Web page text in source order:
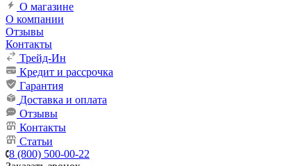
О магазине
О компании
Отзывы
Контакты
Трейд-Ин
Кредит и рассрочка
Гарантия
Доставка и оплата
Отзывы
Контакты
Статьи
8 (800) 500-00-22